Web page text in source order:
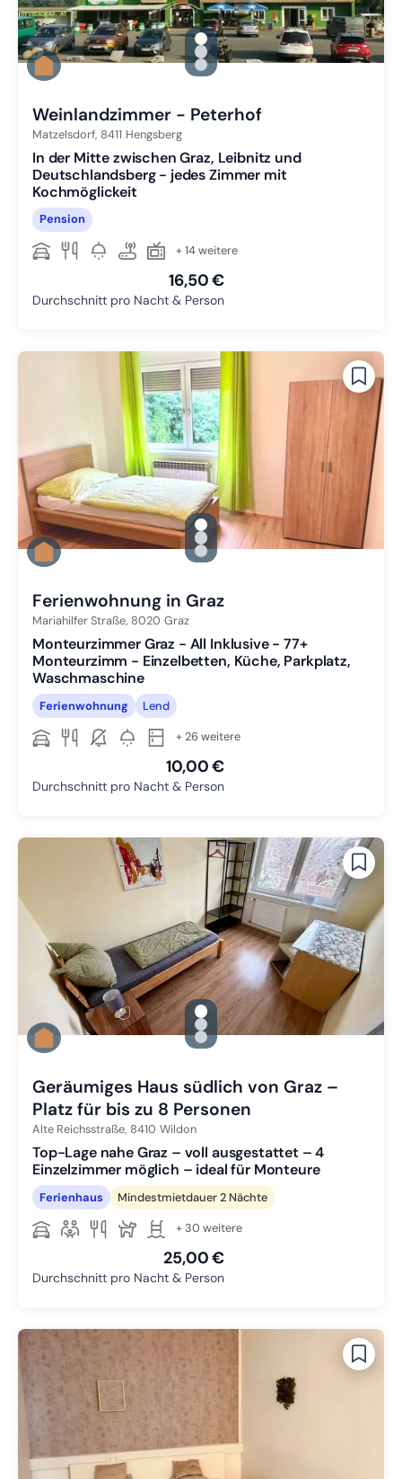
gallery.slide_selector
Zu Slide 1 wechseln
Zu Slide 2 wechseln
Zu Slide 3 wechseln
Weinlandzimmer - Peterhof
Matzelsdorf, 8411 Hengsberg
In der Mitte zwischen Graz, Leibnitz und
Deutschlandsberg - jedes Zimmer mit
Kochmöglickeit
Pension
+ 14 weitere
16,50 €
Durchschnitt pro Nacht & Person
gallery.slide_selector
Zu Slide 1 wechseln
Zu Slide 2 wechseln
Zu Slide 3 wechseln
Ferienwohnung in Graz
Mariahilfer Straße, 8020 Graz
Monteurzimmer Graz - All Inklusive - 77+
Monteurzimm - Einzelbetten, Küche, Parkplatz,
Waschmaschine
Ferienwohnung Lend
+ 26 weitere
10,00 €
Durchschnitt pro Nacht & Person
gallery.slide_selector
Zu Slide 1 wechseln
Zu Slide 2 wechseln
Zu Slide 3 wechseln
Geräumiges Haus südlich von Graz –
Platz für bis zu 8 Personen
Alte Reichsstraße, 8410 Wildon
Top-Lage nahe Graz – voll ausgestattet – 4
Einzelzimmer möglich – ideal für Monteure
Ferienhaus Mindestmietdauer 2 Nächte
+ 30 weitere
25,00 €
Durchschnitt pro Nacht & Person